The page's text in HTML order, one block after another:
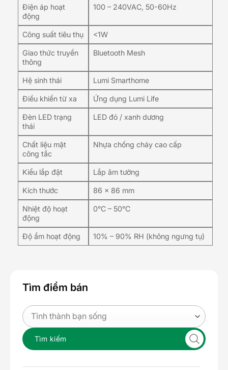
Điện áp hoạt
động
100 – 240VAC, 50-60Hz
Công suất tiêu thụ <1W
Giao thức truyền
thông
Bluetooth Mesh
Hệ sinh thái Lumi Smarthome
Điều khiển từ xa Ứng dụng Lumi Life
Đèn LED trạng
thái
LED đỏ / xanh dương
Chất liệu mặt
công tắc
Nhựa chống cháy cao cấp
Kiểu lắp đặt Lắp âm tường
Kích thước 86 × 86 mm
Nhiệt độ hoạt
động
0°C – 50°C
Độ ẩm hoạt động 10% – 90% RH (không ngưng tụ)
Tìm điểm bán
Tìm kiếm